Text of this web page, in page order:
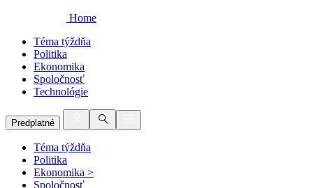
Home
Téma týždňa
Politika
Ekonomika
Spoločnosť
Technológie
Predplatné
Téma týždňa
Politika
Ekonomika >
Spoločnosť